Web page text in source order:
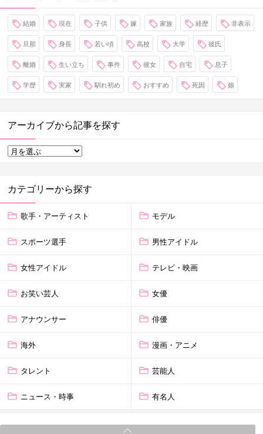
結婚 現在 子供 嫁 家族 経歴 非表示
旦那 身長 若い頃 高校 大学 彼氏
離婚 生い立ち 事件 彼女 自宅 息子
学歴 実家 馴れ初め おすすめ 死因 娘
アーカイブから記事を探す
カテゴリーから探す
歌手・アーティスト モデル
スポーツ選手 男性アイドル
女性アイドル テレビ・映画
お笑い芸人 女優
アナウンサー 俳優
海外 漫画・アニメ
タレント 芸能人
ニュース・時事 有名人